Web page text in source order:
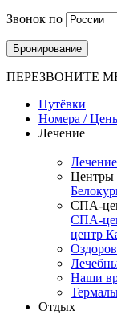
Звонок по
Бронирование
ПЕРЕЗВОНИТЕ
Путёвки
Номера /
Лечение
Центры
СПА-
СПА-
центр
Наши
Отдых